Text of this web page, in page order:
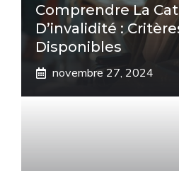
Comprendre La
D’invalidité :
Disponibles
novembre 27, 2024